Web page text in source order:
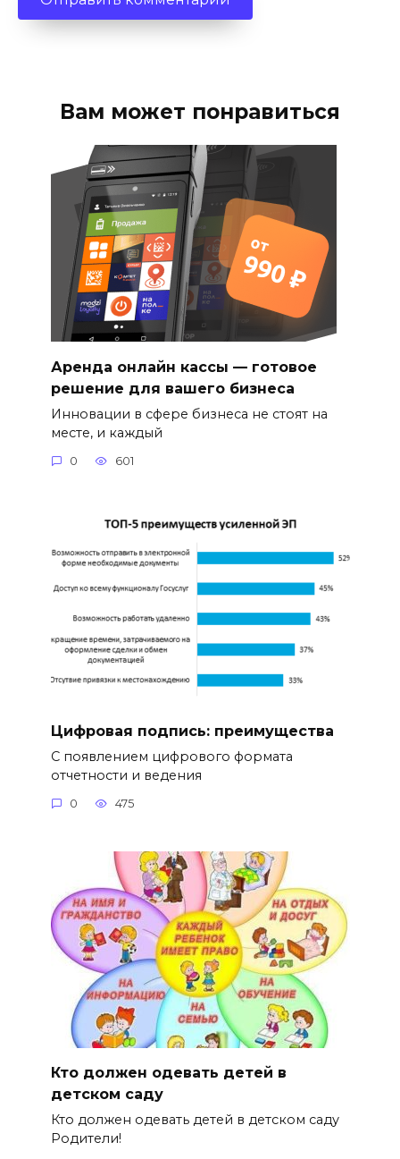
Вам может понравиться
Аренда онлайн кассы — готовое
решение для вашего бизнеса
Инновации в сфере бизнеса не стоят на
месте, и каждый
0 601
Цифровая подпись: преимущества
С появлением цифрового формата
отчетности и ведения
0 475
Кто должен одевать детей в
детском саду
Кто должен одевать детей в детском саду
Родители!